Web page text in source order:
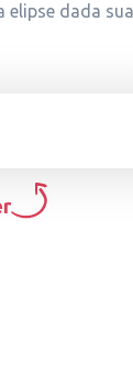
elipse dada